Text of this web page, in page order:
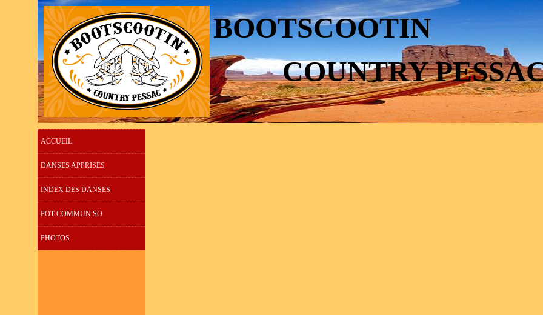
BOOTSCOOTIN
COUNTRY
ACCUEIL
DANSES APPRISES
INDEX DES DANSES
POT COMMUN SO
PHOTOS